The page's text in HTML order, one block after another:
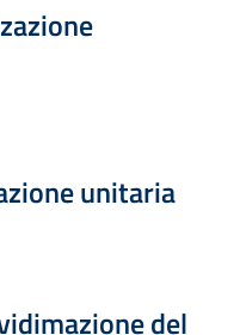
675.50 kB
unitaria
1.82 MB
del
4.74 kB